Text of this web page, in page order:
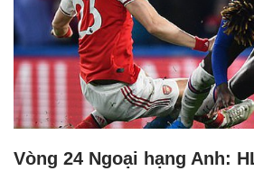
Vòng 24 Ngoại hạng Anh: